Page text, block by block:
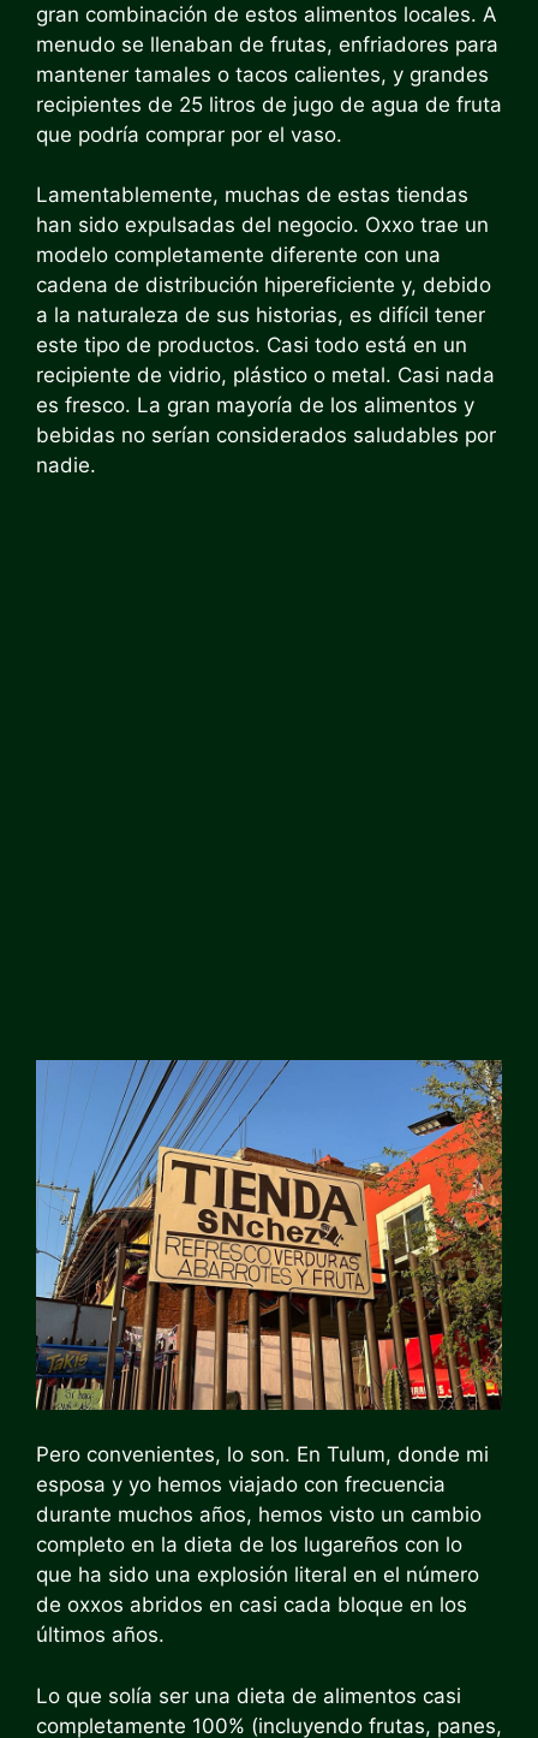
gran combinación de estos alimentos locales. A
menudo se llenaban de frutas, enfriadores para
mantener tamales o tacos calientes, y grandes
recipientes de 25 litros de jugo de agua de fruta
que podría comprar por el vaso.
Lamentablemente, muchas de estas tiendas
han sido expulsadas del negocio. Oxxo trae un
modelo completamente diferente con una
cadena de distribución hipereficiente y, debido
a la naturaleza de sus historias, es difícil tener
este tipo de productos. Casi todo está en un
recipiente de vidrio, plástico o metal. Casi nada
es fresco. La gran mayoría de los alimentos y
bebidas no serían considerados saludables por
nadie.
Pero convenientes, lo son. En Tulum, donde mi
esposa y yo hemos viajado con frecuencia
durante muchos años, hemos visto un cambio
completo en la dieta de los lugareños con lo
que ha sido una explosión literal en el número
de oxxos abridos en casi cada bloque en los
últimos años.
Lo que solía ser una dieta de alimentos casi
completamente 100% (incluyendo frutas, panes,